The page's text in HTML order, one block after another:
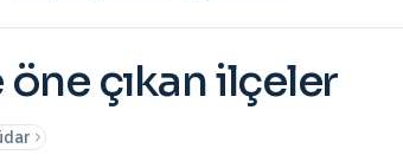
çıkan ilçeler